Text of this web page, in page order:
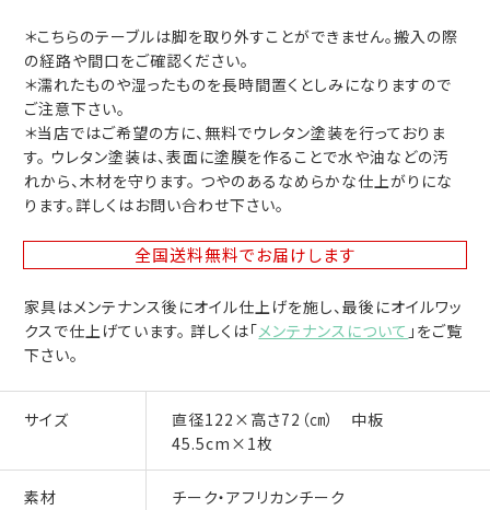
＊こちらのテーブルは脚を取り外すことができません。搬入の際
の経路や間口をご確認ください。
＊濡れたものや湿ったものを長時間置くとしみになりますので
ご注意下さい。
＊当店ではご希望の方に、無料でウレタン塗装を行っておりま
す。 ウレタン塗装は、表面に塗膜を作ることで水や油などの汚
れから、木材を守ります。 つやのあるなめらかな仕上がりにな
ります。詳しくはお問い合わせ下さい。
全国送料無料でお届けします
家具はメンテナンス後にオイル仕上げを施し、最後にオイルワッ
クスで仕上げています。 詳しくは「メンテナンスについて 」をご覧
下さい。
サイズ
直径122×高さ72（㎝） 中板
45.5cm×1枚
素材 チーク・アフリカンチーク